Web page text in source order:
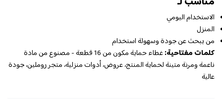
الاستخدام اليومي
المنزل
من يبحث عن جودة وسهولة استخدام
كلمات مفتاحية:
غطاء حماية مكون من 16 قطعة - مصنوع من مادة
ناعمة ومرنة متينة لحماية المنتج، عروض، أدوات منزلية، متجر روملين، جودة
عالية